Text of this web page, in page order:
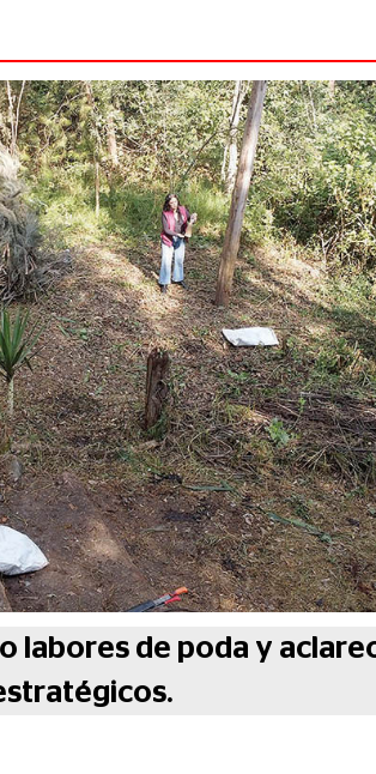
labores de poda y